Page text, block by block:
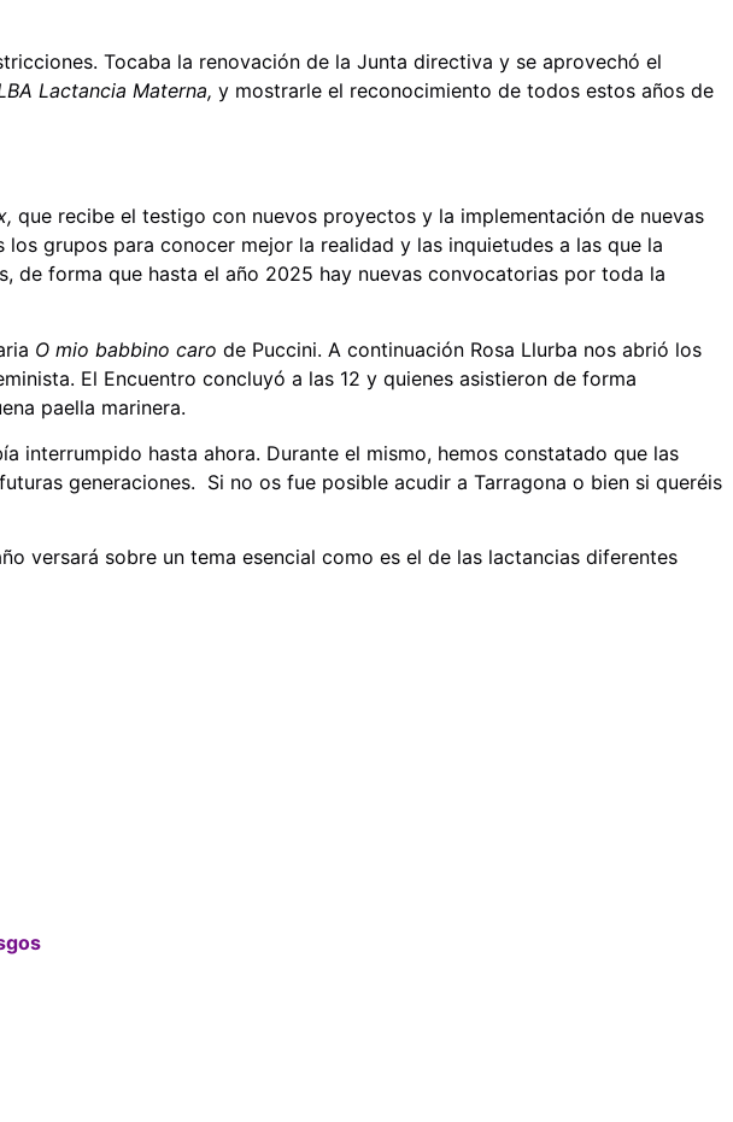
Tocaba la renovación de la Junta directiva y se aprovechó el
Lactancia Materna, y mostrarle el reconocimiento de todos estos años de
que recibe el testigo con nuevos proyectos y la implementación de nuevas
grupos para conocer mejor la realidad y las inquietudes a las que la
de forma que hasta el año 2025 hay nuevas convocatorias por toda la
O mio babbino caro de Puccini. A continuación Rosa Llurba nos abrió los
El Encuentro concluyó a las 12 y quienes asistieron de forma
paella marinera.
interrumpido hasta ahora. Durante el mismo, hemos constatado que las
generaciones. Si no os fue posible acudir a Tarragona o bien si queréis
versará sobre un tema esencial como es el de las lactancias diferentes